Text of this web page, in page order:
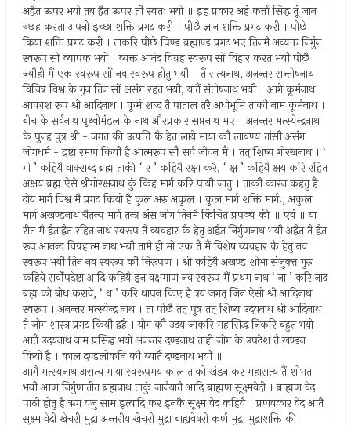
अद्वैत ऊपर भयो तब द्वैत ऊपर तौ स्वतः भयो ॥ इह प्रकार अहं कर्त्ता सिद्ध तूं जान
ञ्छह करता अपनी इच्छा शक्ति प्रगट करी । पीछै ज्ञान शक्ति प्रगट करी । पीछे
क्रिया शक्ति प्रगट करी । ताकरि पीछे पिण्ड ब्रह्माण्ड प्रगट भए तिनमै अव्यक्त निर्गुन
स्वरूप सों व्यापक भयो । व्यक्त आनंद विग्रह स्वरूप सों विहार करत भयौ पीछै
ज्यौही मैं एक स्वरूप सों नव स्वरूप होतु भयौ - तैं सत्यनाथ, अनन्तर सन्तोषनाथ
विचित्र विश्व के गुन तिन सों असंग रहत भयौ, यातैं संतोषनाथ भयौ । आगे कूर्मनाथ
आकाश रूप श्री आदिनाथ । कूर्म शब्द तै पाताल तरै अधोभूमि ताकौ नाम कूर्मनाथ ।
बीच के सर्वनाथ पृथ्वीमंडल के नाथ औरप्रकार सप्तनाथ भए । अनन्तर मत्स्येन्द्रनाथ
के पुनह पुत्र श्री - जगत की उत्पत्ति कै हेत लाये माया कौ लावण्य तांसौ असंग
जोगधर्म - द्रष्टा रमण कियौ है आत्मरूप सौं सर्व जीवन मैं । तत् शिष्य गोरखनाथ । ‘
गो ’ कहियै वाक्शब्द ब्रह्म ताकी ‘ र ’ कहियै रक्षा करै, ‘ क्ष ’ कहियै क्षय करि रहित
अक्षय ब्रह्म ऐसे श्रीगोरक्षनाथ कुं किह मार्ग करि पायौ जातु । ताकौ कारन कहतु हैं ।
दोय मार्ग विश्व मै प्रगट कियो है कुल अरु अकुल । कुल मार्ग शक्ति मार्गः, अकुल
मार्ग अखण्डनाथ चैतन्य मार्ग तन्त्र अंस जोग तिनमै किंचित प्रपञ्च की ॥ एवं ॥ या
रीत मै द्वैताद्वैत रहित नाथ स्वरूप तै व्यवहार कै हेतु अद्वैत निर्गुणनाथ भयौ अद्वैत तै द्वैत
रूप आनन्द विग्रहात्म नाथ भयौ तामै ही मो एक तैं मैं विशेष व्यवहार कै हेतु नव
स्वरूप भयौ तिन नव स्वरूप कौ निरूपण । श्री कहियै अखण्ड शोभा संजुक्त्त गुरु
कहिये सर्वोपदेष्टा आदि कहियै इन वक्षमाण नव स्वरूप मैं प्रथम नाथ ‘ ना ’ करि नाद
ब्रह्म को बोध करावे, ‘ थ ’ करि थापन किए है त्रय जगत् जिन ऐसो श्री आदिनाथ
स्वरूप । अनन्तर मत्स्येन्द्र नाथ । ता पीछै तत् पुत्र तत् शिष्य उदयनाथ श्री आदिनाथ
तै जोग शास्त्र प्रगट कियौ द्वहै । योग कौ उदय जाकरि महासिद्ध निकरि बहुत भयो
आतैं उदयनाथ नाम प्रसिद्ध भयो अनन्तर दण्डनाथ ताही जोग के उपदेश तै खण्डन
कियो है । काल दण्डलोकनि कौ य्यातै दण्डनाथ भयौ ॥
आगै मत्स्यनाथ असत्य माया स्वरूपमय काल ताको खंडन कर महासत्य तैं शोभत
भयौ आण निर्गुणातीत ब्रह्मनाथ ताकुं जानैयातै आदि ब्राह्मण सूक्ष्मवेदी । ब्राह्मण वेद
पाठी होतु है ऋग यजु साम इत्यादि कर इनकै सूक्ष्म वेद कहियै । प्रणवकार वेद आतै
सूक्ष्म वेदी खेचरी मुद्रा अन्तरीय खेचरी मुद्रा बाह्यवेषरी कर्ण मुद्रा मुद्राशक्ति की